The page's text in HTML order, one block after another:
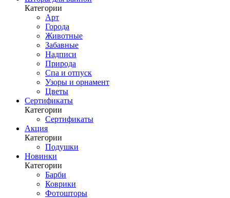
Категории
Арт
Города
Животные
Забавные
Надписи
Природа
Спа и отпуск
Узоры и орнамент
Цветы
Сертификаты
Категории
Сертификаты
Акция
Категории
Подушки
Новинки
Категории
Барби
Коврики
Фотошторы